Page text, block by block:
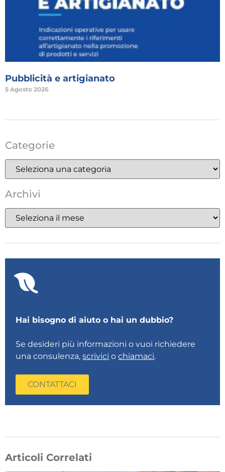
Pubblicità e artigianato
5 Agosto 2026
Categorie
Archivi
Hai bisogno di aiuto o hai un dubbio?
Se desideri più informazioni o vuoi richiedere
una consulenza,scrivici ochiamaci.
CONTATTACI
Articoli Correlati